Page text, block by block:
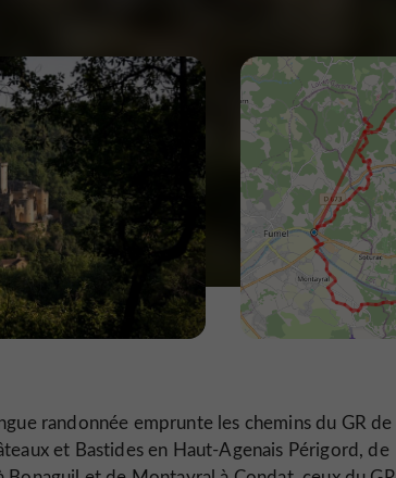
randonnée emprunte les chemins du GR de
et Bastides en Haut-Agenais Périgord, de